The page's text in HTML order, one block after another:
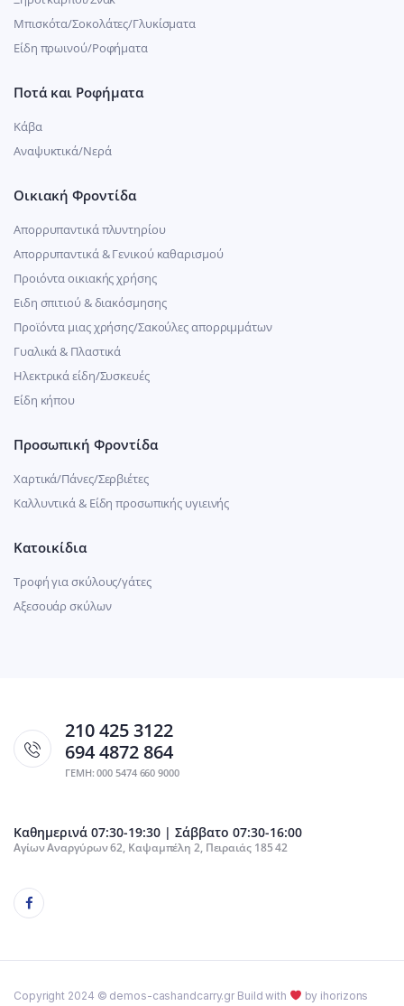
Μπισκότα/Σοκολάτες/Γλυκίσματα
Είδη πρωινού/Ροφήματα
Ποτά και Ροφήματα
Κάβα
Αναψυκτικά/Νερά
Οικιακή Φροντίδα
Απορρυπαντικά πλυντηρίου
Απορρυπαντικά & Γενικού καθαρισμού
Προιόντα οικιακής χρήσης
Ειδη σπιτιού & διακόσμησης
Προϊόντα μιας χρήσης/Σακούλες απορριμμάτων
Γυαλικά & Πλαστικά
Ηλεκτρικά είδη/Συσκευές
Είδη κήπου
Προσωπική Φροντίδα
Χαρτικά/Πάνες/Σερβιέτες
Καλλυντικά & Είδη προσωπικής υγιεινής
Κατοικίδια
Τροφή για σκύλους/γάτες
Αξεσουάρ σκύλων
210 425 3122
694 4872 864
ΓΕΜΗ: 000 5474 660 9000
Καθημερινά 07:30-19:30 | Σάββατο 07:30-16:00
Αγίων Αναργύρων 62, Καψαμπέλη 2, Πειραιάς 185 42
Copyright 2024 © demos-cashandcarry.gr Build with by ihorizons